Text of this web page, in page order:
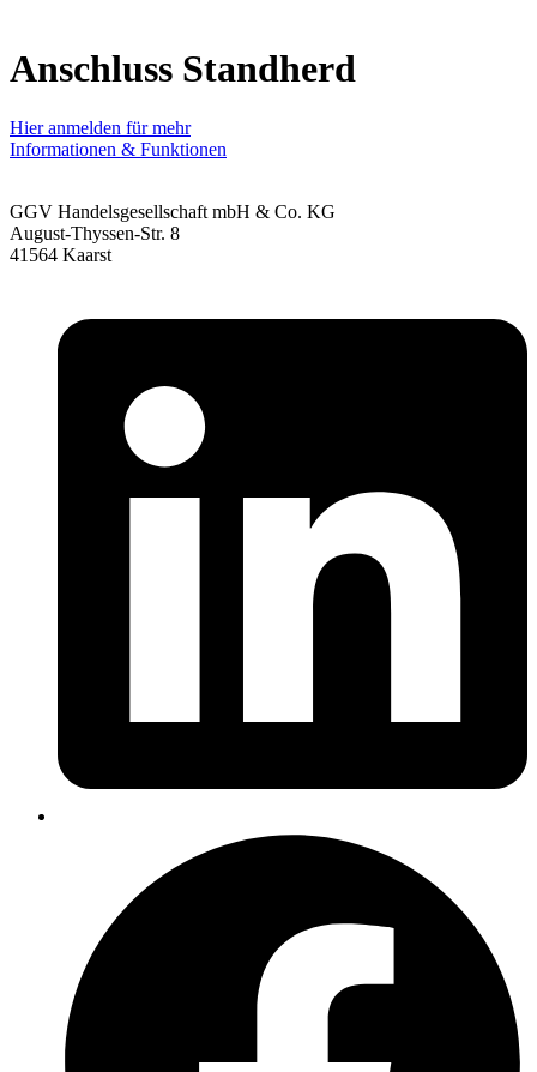
Anschluss Standherd
Hier anmelden für mehr
Informationen & Funktionen
GGV Handelsgesellschaft mbH & Co. KG
August-Thyssen-Str. 8
41564 Kaarst